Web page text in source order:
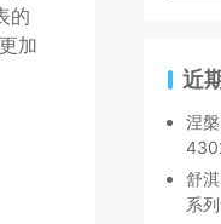
的
加
近
涅
舒
系